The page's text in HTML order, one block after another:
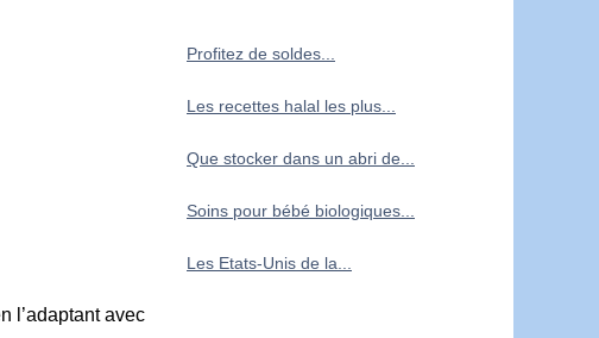
l’adaptant avec
Profitez de soldes...
Les recettes halal les plus...
Que stocker dans un abri de...
Soins pour bébé biologiques...
Les Etats-Unis de la...